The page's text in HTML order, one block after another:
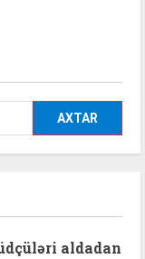
aldadan